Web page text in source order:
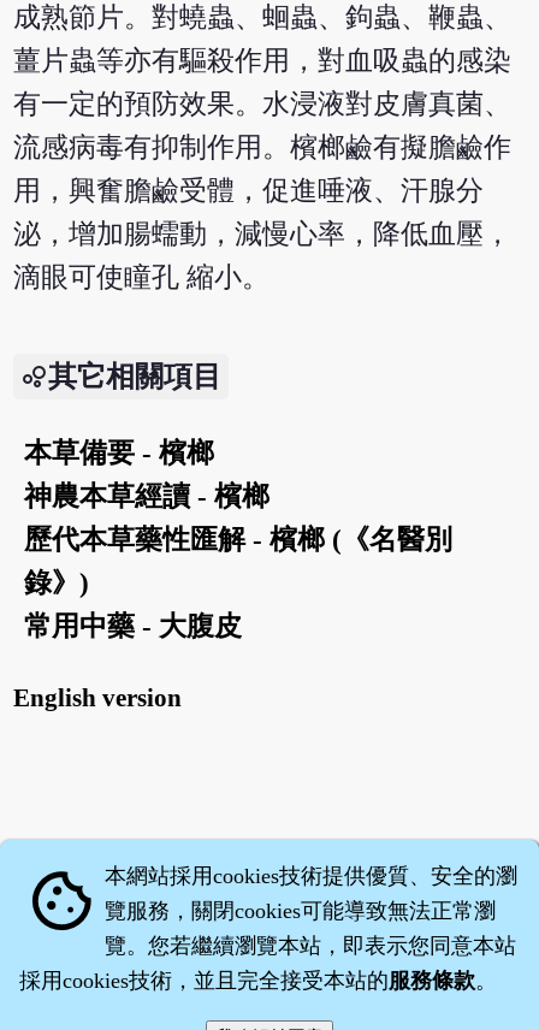
成熟節片。對蟯蟲、蛔蟲、鉤蟲、鞭蟲、
薑片蟲等亦有驅殺作用，對血吸蟲的感染
有一定的預防效果。水浸液對皮膚真菌、
流感病毒有抑制作用。檳榔鹼有擬膽鹼作
用，興奮膽鹼受體，促進唾液、汗腺分
泌，增加腸蠕動，減慢心率，降低血壓，
滴眼可使瞳孔 縮小。
其它相關項目
本草備要 - 檳榔
神農本草經讀 - 檳榔
歷代本草藥性匯解 - 檳榔 (《名醫別
錄》)
常用中藥 - 大腹皮
English version
cookie 本網站採用cookies技術提供優質、安全的瀏
覽服務，關閉cookies可能導致無法正常瀏
覽。您若繼續瀏覽本站，即表示您同意本站
採用cookies技術，並且完全接受本站的服務條款。